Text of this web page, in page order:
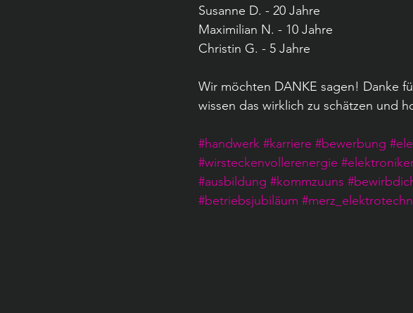
Susanne D. - 20 Jahre
Maximilian N. - 10 Jahre
Christin G. - 5 Jahre
Wir möchten DANKE sagen! Danke
wissen das wirklich zu schätzen und
#handwerk #karriere #bewerbung
#wirsteckenvollerenergie
#ausbildung #kommzuuns
#betriebsjubiläum